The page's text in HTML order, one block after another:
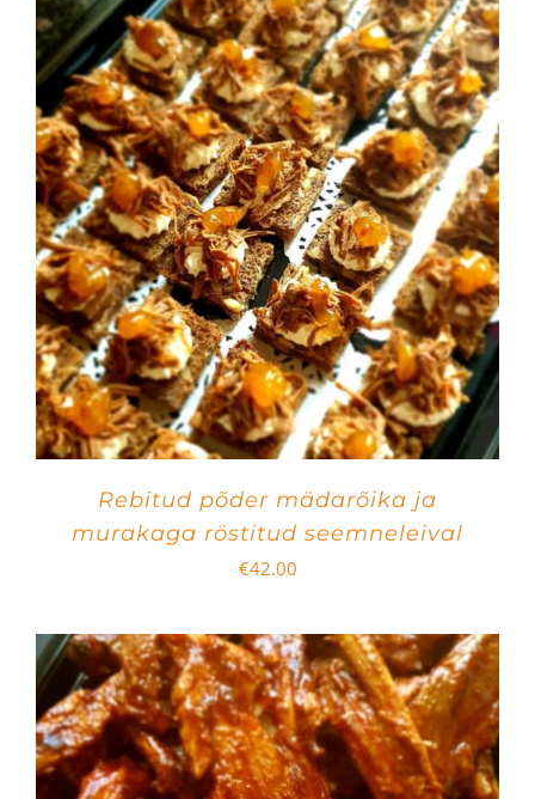
Rebitud põder mädarõika ja
murakaga röstitud seemneleival
€42.00